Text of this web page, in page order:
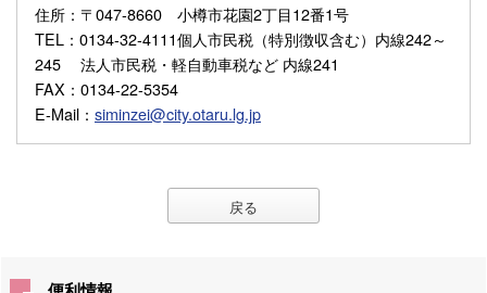
住所 ：〒047-8660 小樽市花園2丁目12番1号
TEL ：0134-32-4111個人市民税（特別徴収含む）内線242～
245 法人市民税・軽自動車税など 内線241
FAX ：0134-22-5354
E-Mail ： siminzei@city.otaru.lg.jp
戻る